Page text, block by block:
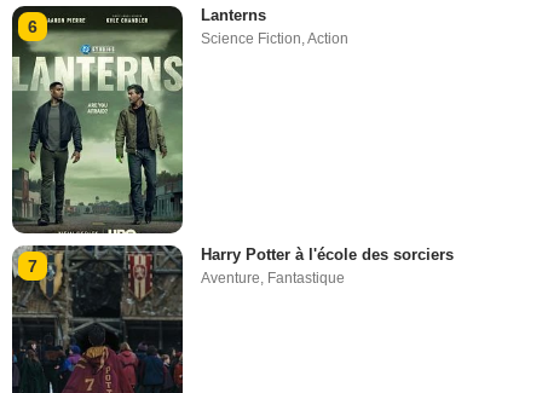
6
Lanterns
Science Fiction,Action
7
Harry Potter à l'école des sorciers
Aventure, Fantastique